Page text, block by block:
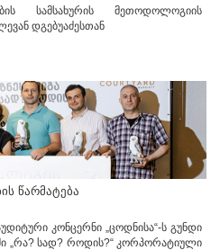
სამსახურის მეთოდოლოგიის
დგებუაძესთან
წარმატება
კონცერნი „ცოდნისა“-ს გუნდი
„რა? სად? როდის?“ კორპორატიული